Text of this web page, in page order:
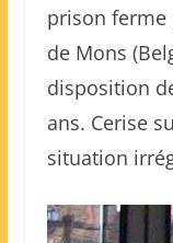
prison
de Mons
disposition
ans. Cerise
situation